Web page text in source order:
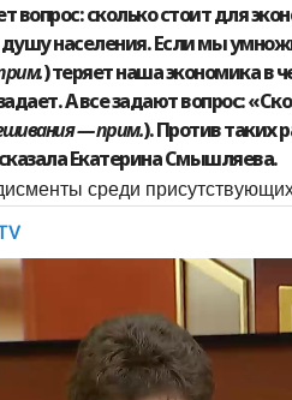
вопрос: сколько стоит для
населения. Если мы
) теряет наша экономика в
А все задают вопрос:
— прим.). Против таких
Екатерина Смышляева.
среди